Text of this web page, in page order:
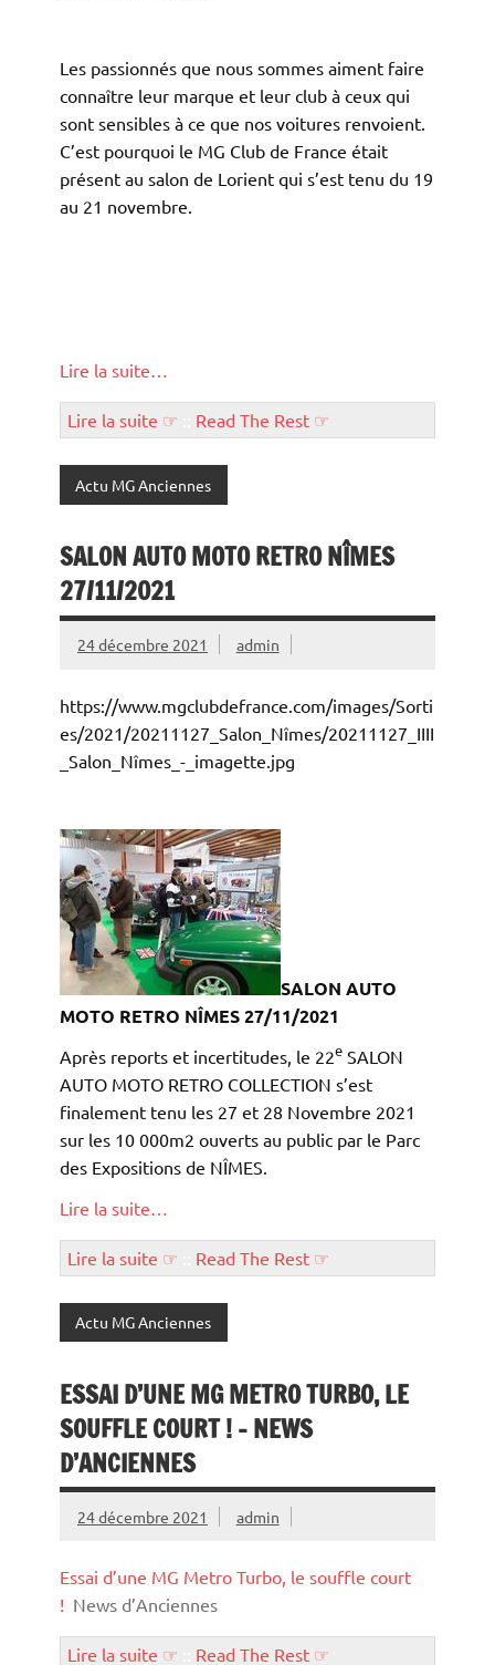
Les passionnés que nous sommes aiment faire
connaître leur marque et leur club à ceux qui
sont sensibles à ce que nos voitures renvoient.
C’est pourquoi le MG Club de France était
présent au salon de Lorient qui s’est tenu du 19
au 21 novembre.
Lire la suite…
Lire la suite ☞ Read The Rest ☞
Actu MG Anciennes
SALON AUTO MOTO RETRO NÎMES
27/11/2021
24 décembre 2021 admin
https://www.mgclubdefrance.com/images/Sorti
es/2021/20211127_Salon_Nîmes/20211127_IIII
_Salon_Nîmes_-_imagette.jpg
SALON AUTO
MOTO RETRO NÎMES 27/11/2021
Après reports et incertitudes, le 22e SALON
AUTO MOTO RETRO COLLECTION s’est
finalement tenu les 27 et 28 Novembre 2021
sur les 10 000m2 ouverts au public par le Parc
des Expositions de NÎMES.
Lire la suite…
Lire la suite ☞ Read The Rest ☞
Actu MG Anciennes
ESSAI D’UNE MG METRO TURBO, LE
SOUFFLE COURT ! – NEWS
D’ANCIENNES
24 décembre 2021 admin
Essai d’une MG Metro Turbo, le souffle court
! News d’Anciennes
Lire la suite ☞ Read The Rest ☞